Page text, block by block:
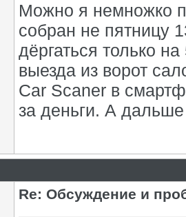
Можно я немножко
собран не пятницу
дёргаться только
выезда из ворот
Car Scaner в
за деньги. А
Re: Обсуждение и